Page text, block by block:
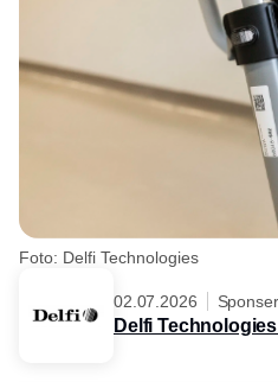
Foto: Delfi Technologies
02.07.2026
Delfi